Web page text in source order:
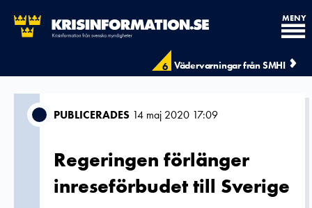
6 Vädervarningar från SMHI
MENY
PUBLICERADES 14 maj 2020 17:09
Regeringen förlänger
inreseförbudet till Sverige